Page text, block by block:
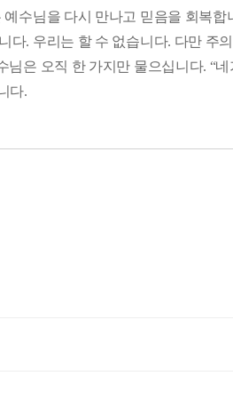
수님을 다시 만나고 믿음을 회복합
다. 우리는 할 수 없습니다. 다만 주
은 오직 한 가지만 물으십니다. “네
다.